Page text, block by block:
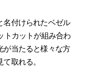
付けられたベゼル
トカットが組み合わ
が当たると様々な方
取れる。